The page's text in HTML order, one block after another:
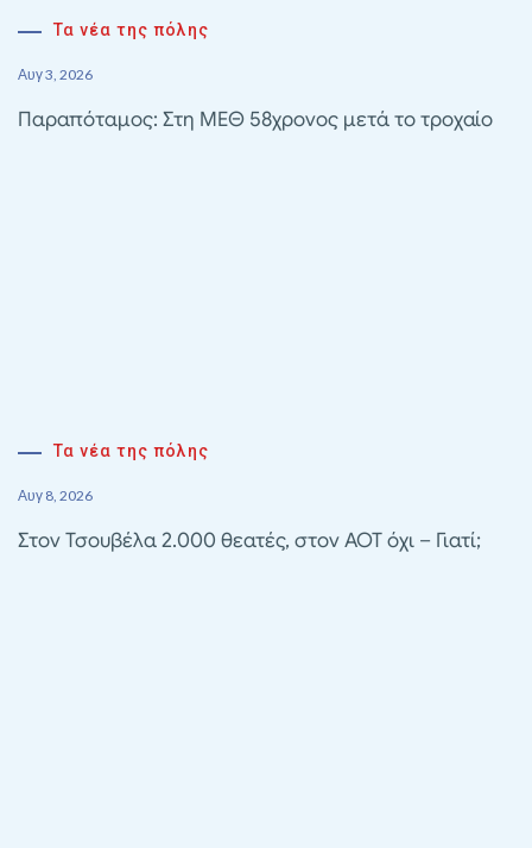
Τα νέα της πόλης
Αυγ 3, 2026
Παραπόταμος: Στη ΜΕΘ 58χρονος μετά το τροχαίο
Τα νέα της πόλης
Αυγ 8, 2026
Στον Τσουβέλα 2.000 θεατές, στον ΑΟΤ όχι – Γιατί;